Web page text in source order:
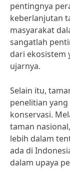
pentingnya
keberlanjutan
masyarakat
sangatlah
dari ekosistem
ujarnya.
Selain itu,
penelitian
konservasi.
taman
lebih dalam
ada di
dalam upaya